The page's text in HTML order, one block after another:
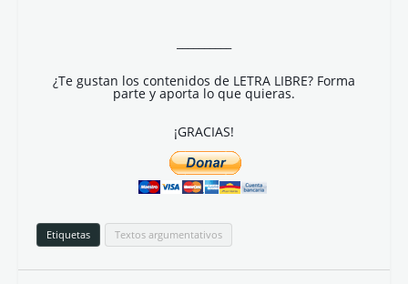
¿Te gustan los contenidos de LETRA LIBRE? Forma
parte y aporta lo que quieras.
¡GRACIAS!
Etiquetas Textos argumentativos